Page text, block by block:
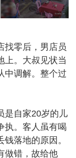
找零后，男店员
上。大叔见状当
中调解。整个过
是自家20岁的儿
执。客人虽有喝
落地的原因。
做错，故给他